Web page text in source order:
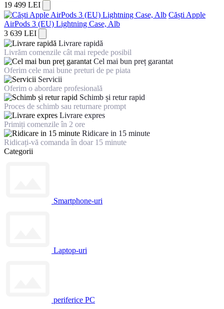
19 499 LEI
Căști Apple
AirPods 3 (EU) Lightning Case, Alb
3 639 LEI
Livrare rapidă
Livrăm comenzile cât mai repede posibil
Cel mai bun preț garantat
Oferim cele mai bune preturi de pe piata
Servicii
Oferim o abordare profesională
Schimb și retur rapid
Proces de schimb sau returnare prompt
Livrare expres
Primiți comenzile în 2 ore
Ridicare in 15 minute
Ridicați-vă comanda în doar 15 minute
Categorii
Smartphone-uri
Laptop-uri
periferice PC